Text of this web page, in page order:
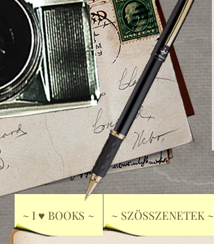
~ I ♥ BOOKS ~ ~ SZÖSSZENETEK ~